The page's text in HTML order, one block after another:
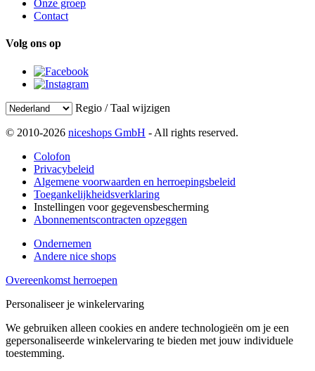
Onze groep
Contact
Volg ons op
Regio / Taal wijzigen
© 2010-2026 niceshops GmbH - All rights reserved.
Colofon
Privacybeleid
Algemene voorwaarden en herroepingsbeleid
Toegankelijkheidsverklaring
Instellingen voor gegevensbescherming
Abonnementscontracten opzeggen
Ondernemen
Andere nice shops
Overeenkomst herroepen
Personaliseer je winkelervaring
We gebruiken alleen cookies en andere technologieën om je een
gepersonaliseerde winkelervaring te bieden met jouw individuele
toestemming.